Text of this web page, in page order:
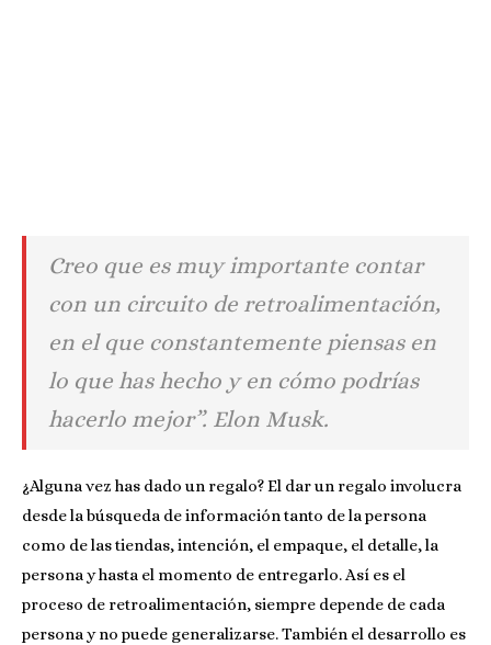
Creo que es muy importante contar
con un circuito de retroalimentación,
en el que constantemente piensas en
lo que has hecho y en cómo podrías
hacerlo mejor”. Elon Musk.
¿Alguna vez has dado un regalo? El dar un regalo involucra
desde la búsqueda de información tanto de la persona
como de las tiendas, intención, el empaque, el detalle, la
persona y hasta el momento de entregarlo. Así es el
proceso de retroalimentación, siempre depende de cada
persona y no puede generalizarse. También el desarrollo es